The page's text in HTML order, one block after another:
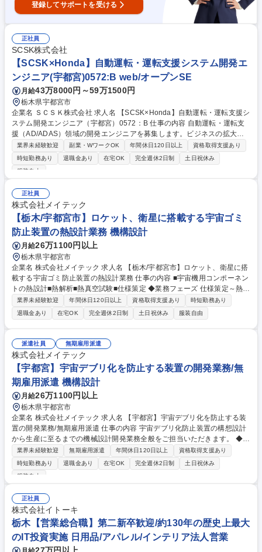
登録してサポートを受ける
正社員
SCSK株式会社
【SCSK×Honda】自動運転・運転支援システム開発エ
ンジニア(宇都宮)0572:B web/オープンSE
月給43万8000円～59万1500円
栃木県宇都宮市
企業名 ＳＣＳＫ株式会社 求人名 【SCSK×Honda】自動運転・運転支援シ
ステム開発エンジニア（宇都宮）0572：B 仕事の内容 自動運転・運転支
援（AD/ADAS）領域の開発エンジニアを募集します。ビジネスの拡大や
開発技術の高度化に伴い、優秀な技術者を必要としています。 •ソフトウ
ェア開発の一連の工程（要求定義、設計、実装、テスト）、アジャイル開
発も積極的に導入 •先進機能の研究開発（ROS、C++、生成AI、データエ
link） •開発環境・開発支援ツールの開発（AWS、Python、MLOps、Data
Ops、各種開発・検証ツール） 募集職種 【SCSK×Honda】自動運転・運
転支援システム開発エンジニア（宇都宮）0572：B
業界未経験歓迎 副業・WワークOK 年間休日120日以上
資格取得支援あり
時短勤務あり
退職金あり 在宅OK 完全週休2日制
土日祝休み
服装自由
正社員
株式会社メイテック
【栃木/宇都宮市】ロケット、衛星に搭載する宇宙ゴミ
防止装置の熱設計業務 機構設計
月給26万1100円以上
栃木県宇都宮市
企業名 株式会社メイテック 求人名 【栃木/宇都宮市】ロケット、衛星に搭
載する宇宙ゴミ防止装置の熱設計業務 仕事の内容 ■宇宙機用コンポーネン
トの熱設計■熱解析■熱真空試験■仕様策定 ◆業務フェーズ 仕様策定～熱設
計～熱解析～熱真空試験 ◆環境・ツール Nastran、ANSYS、COMSOL M
ultiphysics 募集職種 【栃木/宇都宮市】ロケット、衛星に搭載する宇宙ゴ
ミ防止装置の熱設計業務
業界未経験歓迎 年間休日120日以上 資格取得支援あり
時短勤務あり
退職金あり
在宅OK 完全週休2日制 土日祝休み 服装自由
派遣社員 無期雇用派遣
株式会社メイテック
【宇都宮】宇宙デブリ化を防止する装置の開発業務/無
期雇用派遣 機構設計
月給26万1100円以上
栃木県宇都宮市
企業名 株式会社メイテック 求人名 【宇都宮】宇宙デブリ化を防止する装
置の開発業務/無期雇用派遣 仕事の内容 宇宙デブリ化防止装置の構想設計
から生産に至るまでの機械設計開発業務全般をご担当いただきます。 ◆業
務内容詳細：仕様設計、詳細設計、関連する補助装置や治具の設計、関連
する解析（強度・流体・熱解析等）、部材の発注調達、設計した部品の組
立て、関連する試験（振動、衝撃、熱、真空等の環境試験）の管理と実行
都宮】宇宙デブリ化を防止する装置の開発業務/無期雇用派遣
業界未経験歓迎 無期雇用派遣 年間休日120日以上
資格取得支援あり
時短勤務あり
退職金あり 在宅OK 完全週休2日制
土日祝休み
服装自由
正社員
株式会社イトーキ
栃木【営業総合職】第二新卒歓迎/約130年の歴史上最大
のIT投資実施 日用品/アパレル/インテリア法人営業